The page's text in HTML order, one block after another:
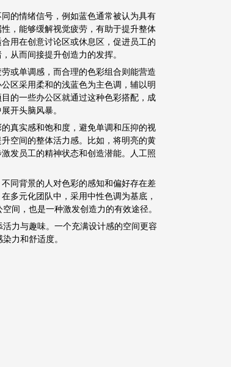
的情绪信号，例如蓝色通常被认为具有
，能够缓解视觉疲劳，有助于提升整体
用在创意讨论区或休息区，促进员工的
从而间接提升创造力的发挥。
或单调感，而合理的色彩组合则能营造
区采用柔和的浅蓝色为主色调，辅以明
的一些办公区就通过这种色彩搭配，成
开头脑风暴。
真实感和饱和度，避免单调和压抑的视
空间的整体活力感。比如，将明亮的黄
发员工的精神状态和创造潜能。人工照
同背景的人对色彩的感知和偏好存在差
多元化团队中，采用中性色调为基底，
间，也是一种激发创造力的有效途径。
力与趣味。一个充满设计感的空间更容
力和舒适度。